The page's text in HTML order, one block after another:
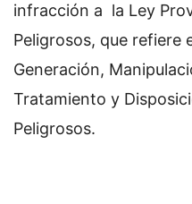
infracción a la Ley
Peligrosos, que refiere
Generación,
Tratamiento y
Peligrosos.